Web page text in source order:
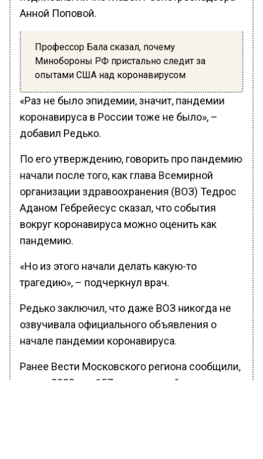
Анной Поповой.
Профессор Бала сказал, почему
Минобороны РФ пристально следит за
опытами США над коронавирусом
«Раз не было эпидемии, значит, пандемии
коронавируса в России тоже не было», –
добавил Редько.
По его утверждению, говорить про пандемию
начали после того, как глава Всемирной
организации здравоохранения (ВОЗ) Тедрос
Аданом Гебрейесус сказал, что события
вокруг коронавируса можно оценить как
пандемию.
«Но из этого начали делать какую-то
трагедию», – подчеркнул врач.
Редько заключил, что даже ВОЗ никогда не
озвучивала официального объявления о
начале пандемии коронавируса.
Ранее Вести Московского региона сообщили,
что за 2022 год 157 тыс. жителей